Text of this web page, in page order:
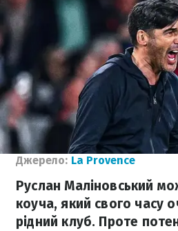
Джерело: La Provence
Руслан Маліновський
коуча, який свого часу
рідний клуб. Проте